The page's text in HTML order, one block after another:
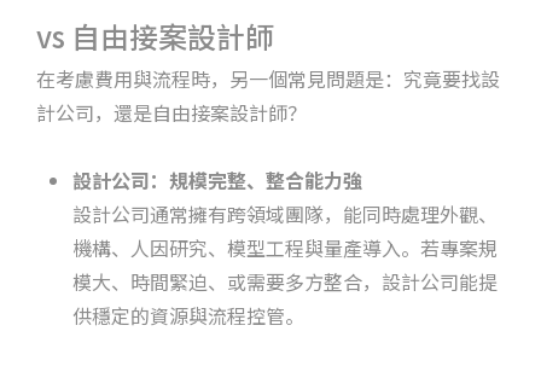
vs 自由接案設計師
在考慮費用與流程時，另一個常見問題是：究竟要找設
計公司，還是自由接案設計師？
設計公司：規模完整、整合能力強
設計公司通常擁有跨領域團隊，能同時處理外觀、
機構、人因研究、模型工程與量產導入。若專案規
模大、時間緊迫、或需要多方整合，設計公司能提
供穩定的資源與流程控管。